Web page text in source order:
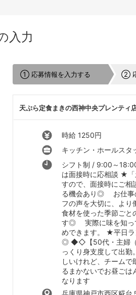
入力
① 応募情報を入力する ② 応
天ぷら定食まきの西神中央プレンティ
時給 1250円
キッチン・ホールスタ
シフト制 / 9:00～
は面接時に応相談 ★
すので、面接時にご
る機会あり◎ お仕事
フの声を大切に、よ
食材を使った季節ごと
す◎ 実際に味を知っ
めできます。 ★平日
◎ ◆◇【50代・主婦（
っくり身支度して出
しいけれど、チーム
るまかないでお昼ご
なります
兵庫県神戸市西区糀台